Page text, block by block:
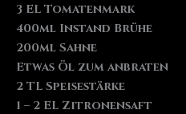
3 EL Tomatenmark
400ml Instand Brühe
200ml Sahne
Etwas Öl zum anbraten
2 TL Speisestärke
1 – 2 EL Zitronensaft